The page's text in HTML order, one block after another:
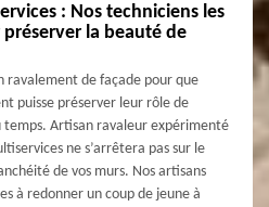
: Nos techniciens les
la beauté de
ravalement de façade pour que
puisse préserver leur rôle de
Artisan ravaleur expérimenté
ne s’arrêtera pas sur le
de vos murs. Nos artisans
à redonner un coup de jeune à